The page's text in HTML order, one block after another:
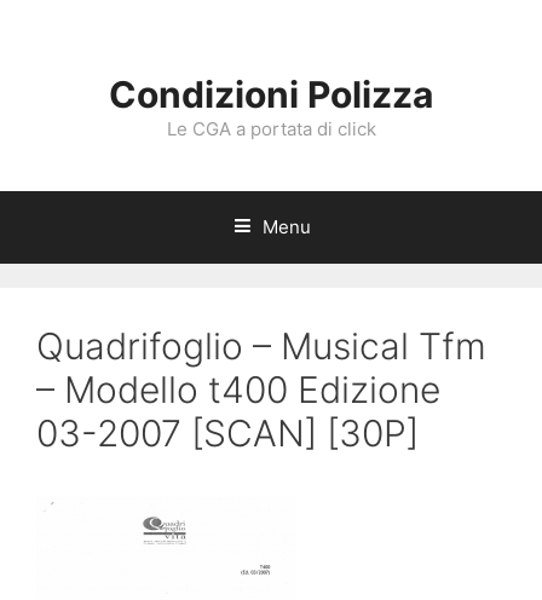
Condizioni Polizza
Le CGA a portata di click
Menu
Quadrifoglio – Musical Tfm
– Modello t400 Edizione
03-2007 [SCAN] [30P]